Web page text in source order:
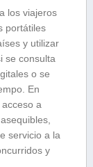
los viajeros
portátiles
y utilizar
se consulta
o se
En
a
servicio a la
y